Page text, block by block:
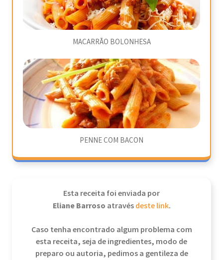
MACARRÃO BOLONHESA
PENNE COM BACON
Esta receita foi enviada por
Eliane Barroso atravésdeste link.
Caso tenha encontrado algum problema com
esta receita, seja de ingredientes, modo de
preparo ou autoria, pedimos a gentileza de